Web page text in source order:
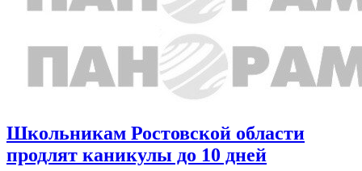
Школьникам Ростовской области
продлят каникулы до 10 дней